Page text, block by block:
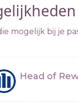
mogelijk bij je
Head of